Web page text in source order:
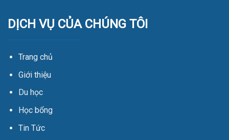
DỊCH VỤ CỦA CHÚNG TÔI
Trang chủ
Giới thiệu
Du học
Học bổng
Tin Tức